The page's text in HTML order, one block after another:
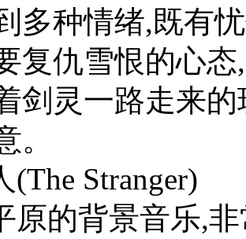
多种情绪,既有
复仇雪恨的心
剑灵一路走来
。
(The Stranger)
原的背景音乐,